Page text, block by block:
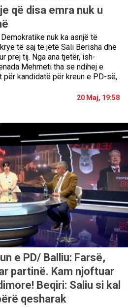
që disa emra nuk u
nuk ka asnjë të
të saj të jetë Sali Berisha dhe
prej tij. Nga ana tjetër, ish-
Mehmeti tha se ndihej e
për kandidatë për kreun e PD-së,
20 Maj, 19:58
e PD/ Balliu: Farsë,
partinë. Kam njoftuar
Beqiri: Saliu si kal
qesharak